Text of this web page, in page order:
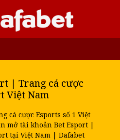
| Trang cá cược
Việt Nam
cá cược Esports số 1 Việt
mở tài khoản Bet Esport |
tại Việt Nam | Dafabet